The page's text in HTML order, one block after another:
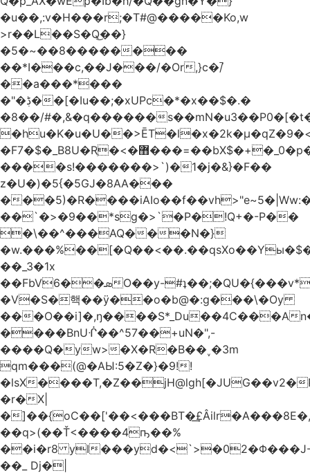
�u��,:v�H���r;�T#@�����Ko,w
>r��L��S�Q͜��}
�5�~��8��������
��*I���c,��J���/�Or,}c�/̚
��a���*���
�"�ڋ��[�Iu��;�xUPc�*�x��$�.�
�8��/#�,&�q������
�F7�$�_B8U�Rֶ�<�޻���=��bX$�+�_0�p�=l
����s!�������>`)�1�j�&}�F��
z�U�)�5{�5GJ�8AA���
�
��`�>�9��*sg�>`�P�!Q+�-P��
�\��^���AQ���N�}
��_3�1x
��FbVܣ��6O��y-#ʇ��;�QU�{���v*�<�e�
�V�S�핵��ӱ��o�b@�:g���\�Oy
���O��i]�,ŋ����S*_Du��4C���A
����BnUᒖ��^57��+uN�",-
����Q�yw>�X�R�B��˯�3m
qm���(@�AЫ:5�Z�}�9!!
�lsX
�r�X|
�
��q>(��Ť<����4ҧ��%
��i�r8 yI
��_ Dj�|